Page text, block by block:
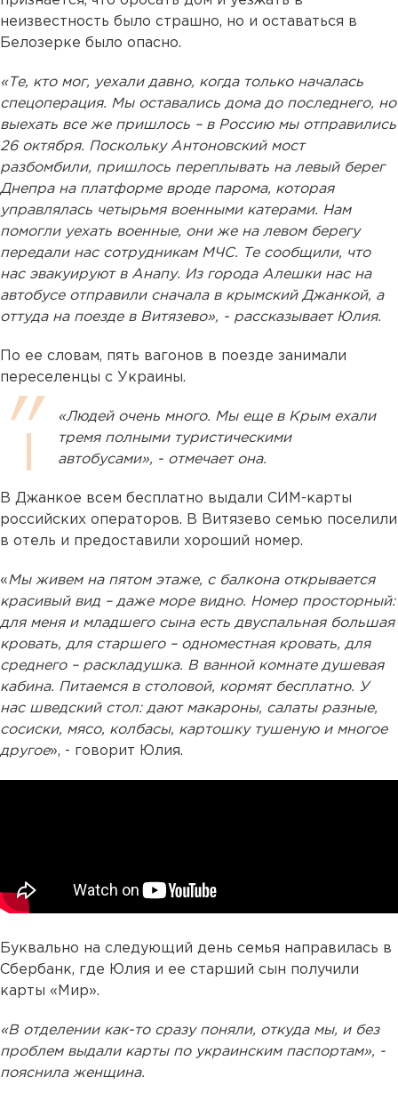
неизвестность было страшно, но и оставаться в
Белозерке было опасно.
«Те, кто мог, уехали давно, когда только началась
спецоперация. Мы оставались дома до последнего, но
выехать все же пришлось – в Россию мы отправились
26 октября. Поскольку Антоновский мост
разбомбили, пришлось переплывать на левый берег
Днепра на платформе вроде парома, которая
управлялась четырьмя военными катерами. Нам
помогли уехать военные, они же на левом берегу
передали нас сотрудникам МЧС. Те сообщили, что
нас эвакуируют в Анапу. Из города Алешки нас на
автобусе отправили сначала в крымский Джанкой, а
оттуда на поезде в Витязево», - рассказывает Юлия.
По ее словам, пять вагонов в поезде занимали
переселенцы с Украины.
«Людей очень много. Мы еще в Крым ехали
тремя полными туристическими
автобусами», - отмечает она.
В Джанкое всем бесплатно выдали СИМ-карты
российских операторов. В Витязево семью поселили
в отель и предоставили хороший номер.
«Мы живем на пятом этаже, с балкона открывается
красивый вид – даже море видно. Номер просторный:
для меня и младшего сына есть двуспальная большая
кровать, для старшего – одноместная кровать, для
среднего – раскладушка. В ванной комнате душевая
кабина. Питаемся в столовой, кормят бесплатно. У
нас шведский стол: дают макароны, салаты разные,
сосиски, мясо, колбасы, картошку тушеную и многое
другое», - говорит Юлия.
Буквально на следующий день семья направилась в
Сбербанк, где Юлия и ее старший сын получили
карты «Мир».
«В отделении как-то сразу поняли, откуда мы, и без
проблем выдали карты по украинским паспортам», -
пояснила женщина.